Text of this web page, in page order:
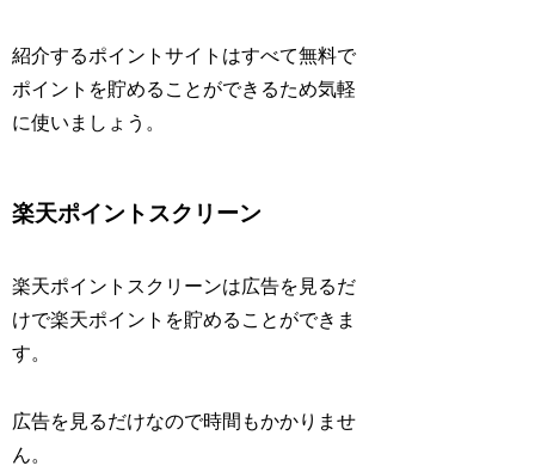
紹介するポイントサイトはすべて無料で
ポイントを貯めることができるため気軽
に使いましょう。
楽天ポイントスクリーン
楽天ポイントスクリーンは広告を見るだ
けで楽天ポイントを貯めることができま
す。
広告を見るだけなので時間もかかりませ
ん。